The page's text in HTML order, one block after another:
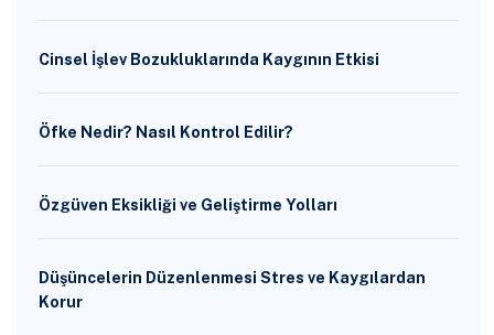
Cinsel İşlev Bozukluklarında Kaygının Etkisi
Öfke Nedir? Nasıl Kontrol Edilir?
Özgüven Eksikliği ve Geliştirme Yolları
Düşüncelerin Düzenlenmesi Stres ve Kaygılardan
Korur